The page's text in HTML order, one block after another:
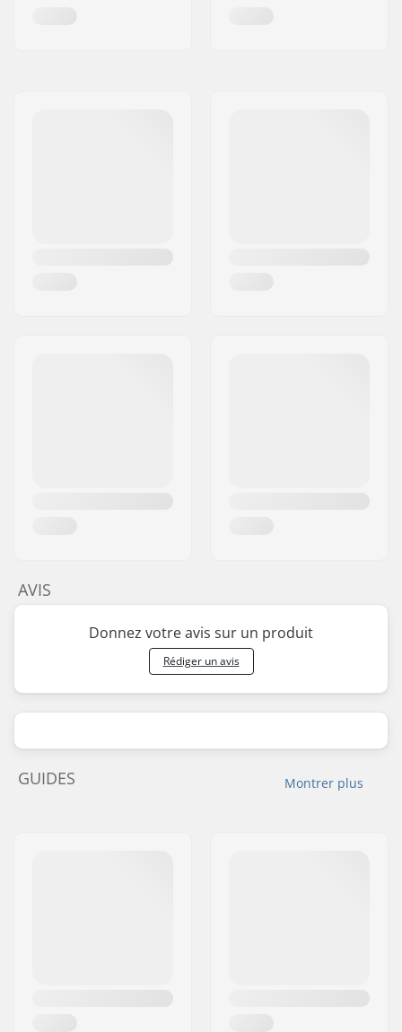
AVIS
Donnez votre avis sur un produit
Rédiger un avis
Montrer plus
GUIDES